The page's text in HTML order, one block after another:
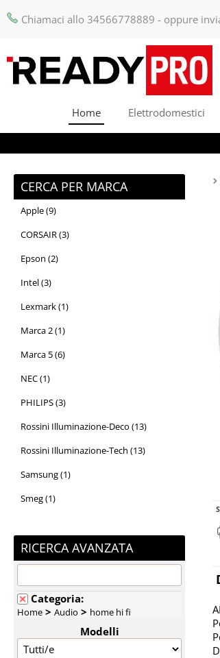
Chiamaci allo 34566778889 - oppure
Home Elettrodomestici
CERCA PER MARCA
Apple (9)
CORSAIR (3)
Epson (2)
Intel (3)
Lexmark (1)
Marca 2 (1)
Marca 5 (6)
NEC (1)
PHILIPS (3)
Rossini Illuminazione-Deco (13)
Rossini Illuminazione-Tech (13)
Samsung (1)
Smeg (1)
RICERCA AVANZATA
Categoria:
Home > Audio > home hi fi
Modelli